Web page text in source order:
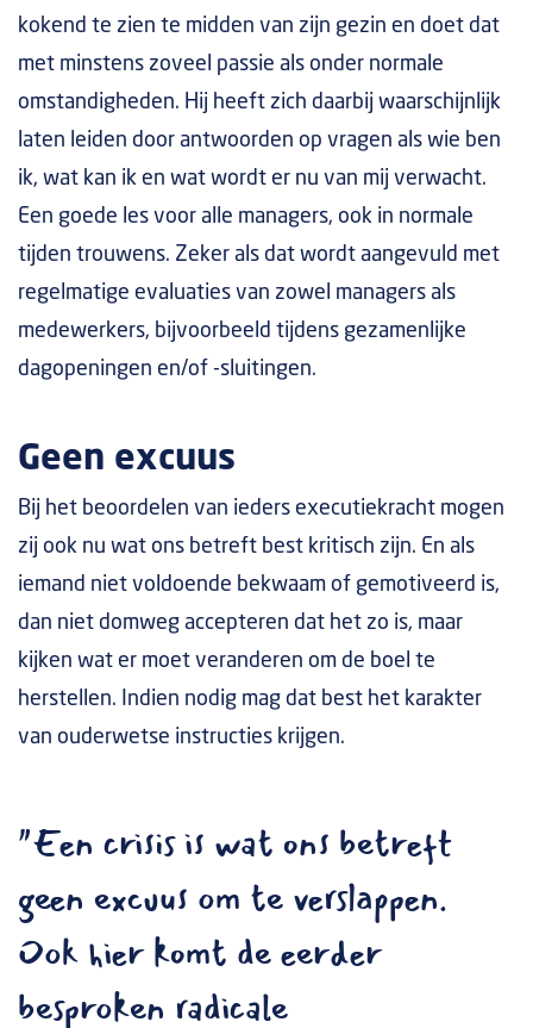
kokend te zien te midden van zijn gezin en doet dat
met minstens zoveel passie als onder normale
omstandigheden. Hij heeft zich daarbij waarschijnlijk
laten leiden door antwoorden op vragen als wie ben
ik, wat kan ik en wat wordt er nu van mij verwacht.
Een goede les voor alle managers, ook in normale
tijden trouwens. Zeker als dat wordt aangevuld met
regelmatige evaluaties van zowel managers als
medewerkers, bijvoorbeeld tijdens gezamenlijke
dagopeningen en/of -sluitingen.
Geen excuus
Bij het beoordelen van ieders executiekracht mogen
zij ook nu wat ons betreft best kritisch zijn. En als
iemand niet voldoende bekwaam of gemotiveerd is,
dan niet domweg accepteren dat het zo is, maar
kijken wat er moet veranderen om de boel te
herstellen. Indien nodig mag dat best het karakter
van ouderwetse instructies krijgen.
"Een crisis is wat ons betreft
geen excuus om te verslappen.
Ook hier komt de eerder
besproken radicale